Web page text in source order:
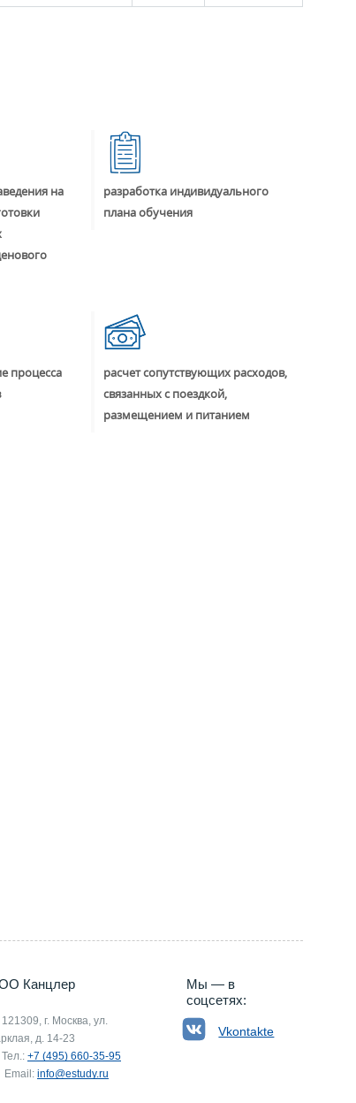
на
разработка индивидуального
плана обучения
процесса
расчет сопутствующих расходов,
связанных с поездкой,
размещением и питанием
Канцлер
121309, г. Москва, ул.
д. 14-23
Тел.: +7 (495) 660-35-95
Email: info@estudy.ru
Мы — в
соцсетях:
Vkontakte